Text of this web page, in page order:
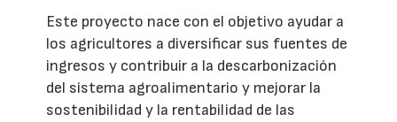
Este proyecto nace con el objetivo ayudar a
los agricultores a diversificar sus fuentes de
ingresos y contribuir a la descarbonización
del sistema agroalimentario y mejorar la
sostenibilidad y la rentabilidad de las